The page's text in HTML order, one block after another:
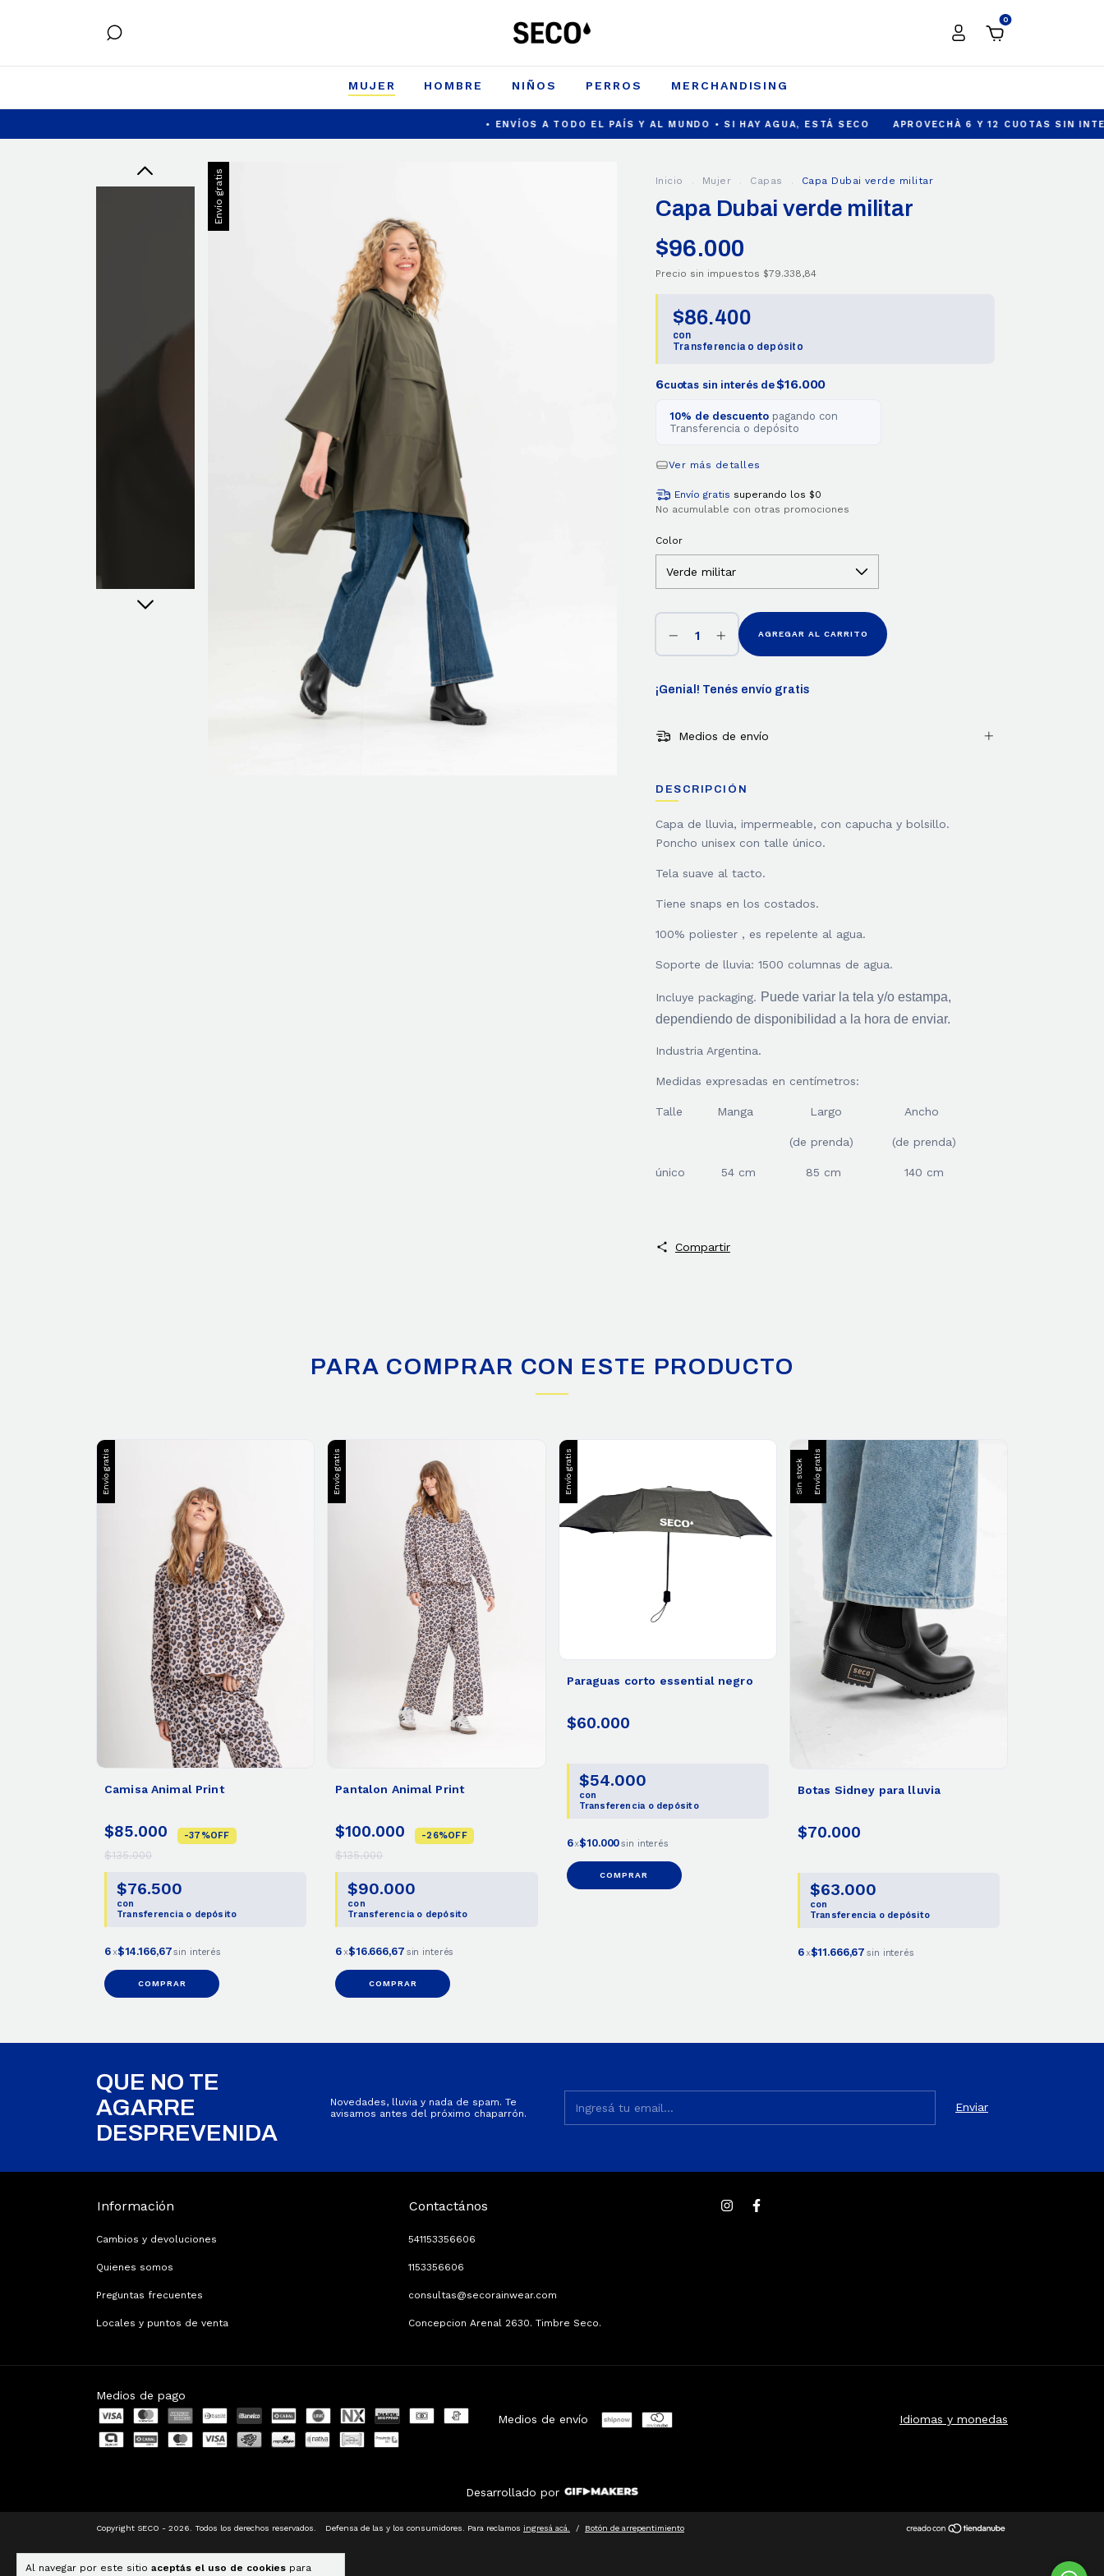
0
MUJER HOMBRE NIÑOS PERROS MERCHANDISING
• ENVÍOS A TODO EL PAÍS Y AL MUNDO • SI HAY AGUA, ESTÁ SECO APROVECHÀ 6 Y 12 CUOTAS SIN INTERES
Al navegar por este sitio aceptás el uso de cookies para
Envío gratis Inicio . Mujer . Capas . Capa Dubai verde militar
Capa Dubai verde militar
$96.000
Precio sin impuestos $79.338,84
$86.400
con
Transferencia o depósito
6cuotas sin interés de$16.000
10% de descuento pagando con
Transferencia o depósito
Ver más detalles
Envío gratis superando los $0
No acumulable con otras promociones
Color
¡Genial! Tenés envío gratis
Medios de envío
DESCRIPCIÓN
Capa de lluvia, impermeable, con capucha y bolsillo.
Poncho unisex con talle único.
Tela suave al tacto.
Tiene snaps en los costados.
100% poliester , es repelente al agua.
Soporte de lluvia: 1500 columnas de agua.
Incluye packaging. Puede variar la tela y/o estampa,
dependiendo de disponibilidad a la hora de enviar.
Industria Argentina.
Medidas expresadas en centímetros:
Talle Manga Largo
(de prenda)
Ancho
(de prenda)
único 54 cm 85 cm 140 cm
Compartir
PARA COMPRAR CON ESTE PRODUCTO
Envío gratis
Camisa Animal Print
$85.000 -37 %OFF
$135.000
$76.500
con
Transferencia o depósito
6x$14.166,67sin interés
COMPRAR
Envío gratis
Pantalon Animal Print
$100.000 -26%OFF
$135.000
$90.000
con
Transferencia o depósito
6x$16.666,67 sin interés
COMPRAR
Envío gratis
Paraguas corto essential negro
$60.000
$54.000
con
Transferencia o depósito
6x$10.000sin interés
Sin stock Envío gratis
Botas Sidney para lluvia
$70.000
$63.000
con
Transferencia o depósito
6 x$11.666,67 sin interés
QUE NO TE
AGARRE
DESPREVENIDA
Novedades, lluvia y nada de spam. Te
avisamos antes del próximo chaparrón.
Información
Cambios y devoluciones
Quienes somos
Preguntas frecuentes
Locales y puntos de venta
Contactános
541153356606
1153356606
consultas@secorainwear.com
Concepcion Arenal 2630. Timbre Seco.
Medios de pago
Medios de envío
Idiomas y monedas
Desarrollado por
Copyright SECO - 2026. Todos los derechos reservados. Defensa de las y los consumidores. Para reclamos ingresá acá. / Botón de arrepentimiento